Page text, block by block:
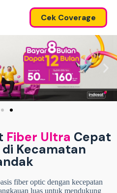
Cek Coverage
Fiber Ultra Cepat
Kecamatan
fiber optic dengan kecepatan
luas untuk mendukung